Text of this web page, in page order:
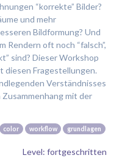
“korrekte” Bilder?
und mehr
Bildformung? Und
Rendern oft noch “falsch”,
sind? Dieser Workshop
diesen Fragestellungen.
Verständnisses
mit der
color workflow grundlagen
Level: fortgeschritten